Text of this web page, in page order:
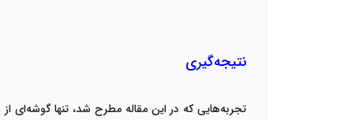
نتیجه‌گیری
تجربه‌هایی که در این مقاله مطرح شد، تنها گوشه‌ای از